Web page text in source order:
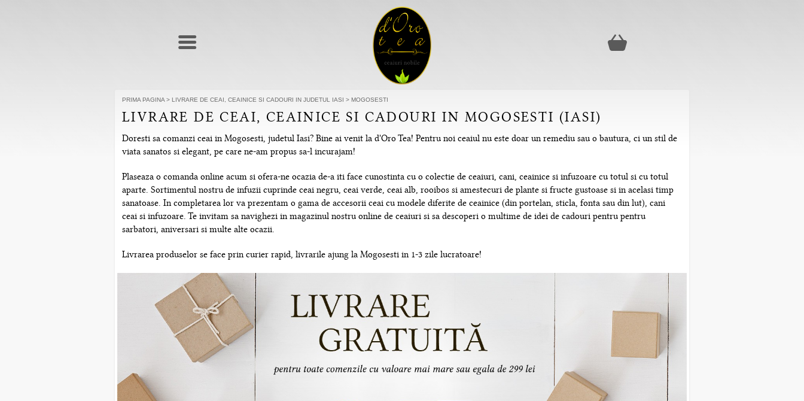
PRIMA PAGINA > LIVRARE DE CEAI, CEAINICE SI CADOURI IN JUDETUL IASI > MOGOSESTI
LIVRARE DE CEAI, CEAINICE SI CADOURI IN MOGOSESTI (IASI)
Doresti sa comanzi ceai in Mogosesti, judetul Iasi? Bine ai venit la d'Oro Tea! Pentru noi ceaiul nu este doar un remediu sau o bautura, ci un stil de
viata sanatos si elegant, pe care ne-am propus sa-l incurajam!
Plaseaza o comanda online acum si ofera-ne ocazia de-a iti face cunostinta cu o colectie de ceaiuri, cani, ceainice si infuzoare cu totul si cu totul
aparte. Sortimentul nostru de infuzii cuprinde ceai negru, ceai verde, ceai alb, rooibos si amestecuri de plante si fructe gustoase si in acelasi timp
sanatoase. In completarea lor va prezentam o gama de accesorii ceai cu modele diferite de ceainice (din portelan, sticla, fonta sau din lut), cani
ceai si infuzoare. Te invitam sa navighezi in magazinul nostru online de ceaiuri si sa descoperi o multime de idei de cadouri pentru pentru
sarbatori, aniversari si multe alte ocazii.
Livrarea produselor se face prin curier rapid, livrarile ajung la Mogosesti in 1-3 zile lucratoare!